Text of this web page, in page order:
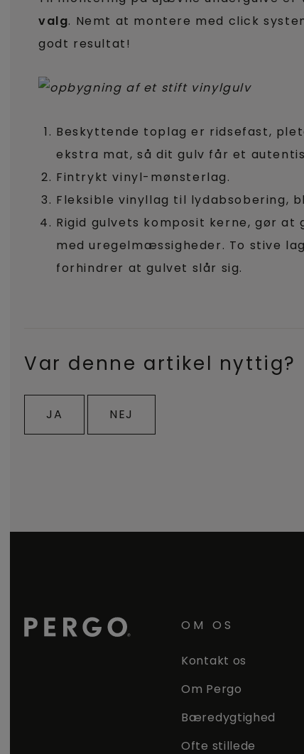
valg. Nemt at montere med click
godt resultat!
Beskyttende toplag er ridsefast,
ekstra mat, så dit gulv får et
Fintrykt vinyl-mønsterlag.
Fleksible vinyllag til lydabsobering,
Rigid gulvets komposit kerne, gør
med uregelmæssigheder. To stive
forhindrer at gulvet slår sig.
Var denne artikel nyttig?
JA NEJ
OM OS
Kontakt os
Om Pergo
Bæredygtighed
Ofte stillede